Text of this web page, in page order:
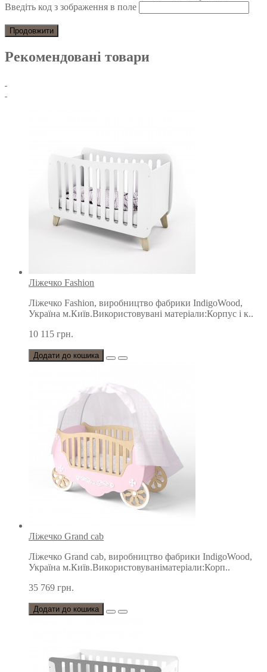
Введіть код з зображення в поле
Продовжити
Рекомендовані товари
Ліжечко Fashion
Ліжечко Fashion, виробництво фабрики IndigoWood,
Україна м.Київ.Використовувані матеріали:Корпус і к..
10 115 грн.
Додати до кошика
Ліжечко Grand cab
Ліжечко Grand cab, виробництво фабрики IndigoWood,
Україна м.Київ.Використовуваніматеріали:Корп..
35 769 грн.
Додати до кошика